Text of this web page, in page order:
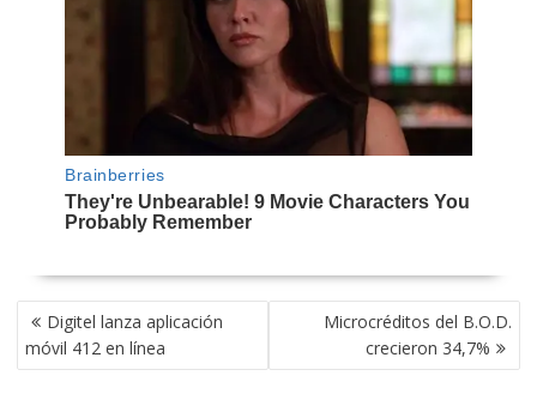
NAVEGACIÓN
DE
ENTRADAS
Digitel lanza aplicación
móvil 412 en línea
Microcréditos del B.O.D.
crecieron 34,7%